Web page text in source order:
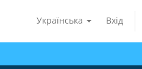
Українська Вхід